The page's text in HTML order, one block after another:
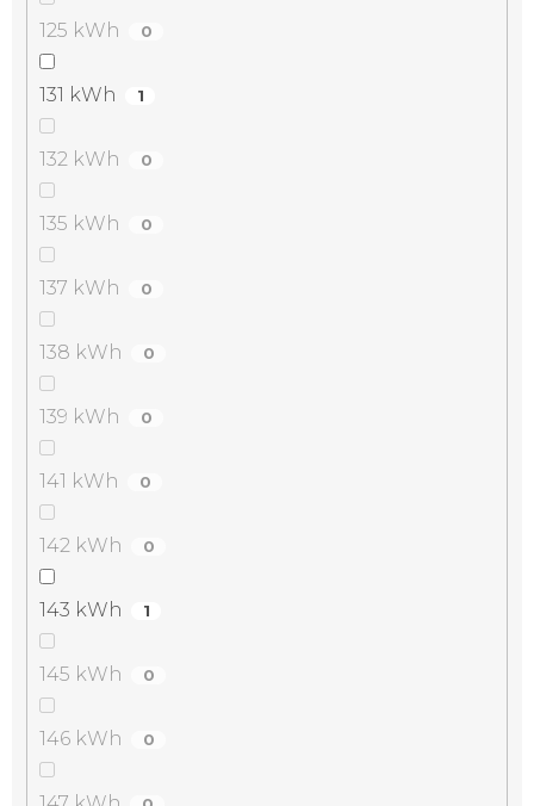
125 kWh 0
131 kWh 1
132 kWh 0
135 kWh 0
137 kWh 0
138 kWh 0
139 kWh 0
141 kWh 0
142 kWh 0
143 kWh 1
145 kWh 0
146 kWh 0